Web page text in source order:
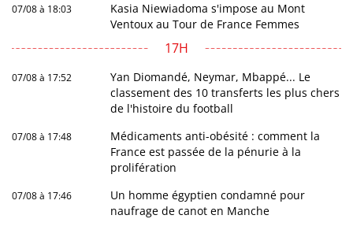
07/08 à 18:03
Kasia Niewiadoma s'impose au Mont
Ventoux au Tour de France Femmes
17H
07/08 à 17:52
Yan Diomandé, Neymar, Mbappé... Le
classement des 10 transferts les plus chers
de l'histoire du football
07/08 à 17:48
Médicaments anti-obésité : comment la
France est passée de la pénurie à la
prolifération
07/08 à 17:46
Un homme égyptien condamné pour
naufrage de canot en Manche